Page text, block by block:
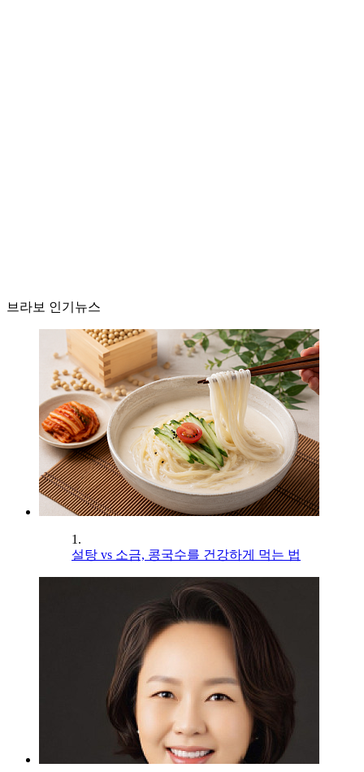
브라보 인기뉴스
1.
설탕 vs 소금, 콩국수를 건강하게 먹는 법